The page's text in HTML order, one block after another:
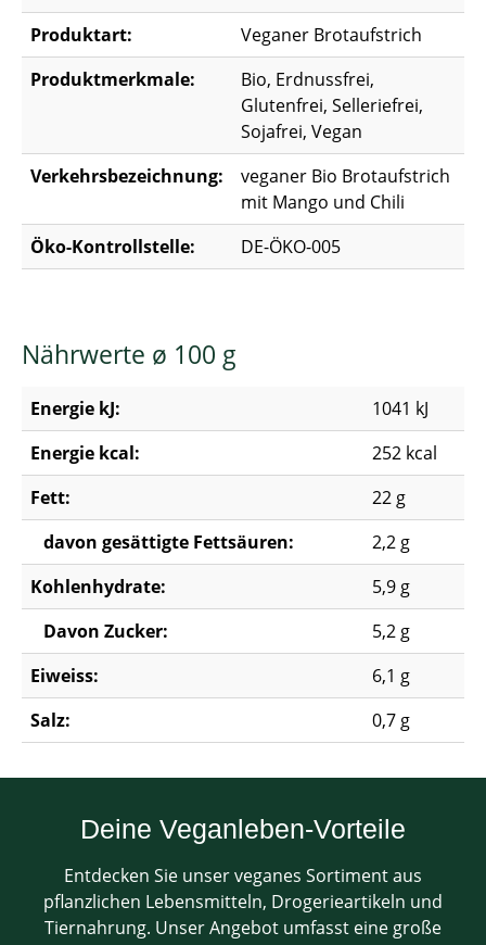
Produktart:
Veganer Brotaufstrich
Produktmerkmale:
Bio, Erdnussfrei,
Glutenfrei, Selleriefrei,
Sojafrei, Vegan
Verkehrsbezeichnung:
veganer Bio Brotaufstrich
mit Mango und Chili
Öko-Kontrollstelle:
DE-ÖKO-005
Nährwerte ø 100 g
Energie kJ:
1041 kJ
Energie kcal:
252 kcal
Fett:
22 g
davon gesättigte Fettsäuren:
2,2 g
Kohlenhydrate:
5,9 g
Davon Zucker:
5,2 g
Eiweiss:
6,1 g
Salz:
0,7 g
Deine Veganleben-Vorteile
Entdecken Sie unser veganes Sortiment aus
pflanzlichen Lebensmitteln, Drogerieartikeln und
Tiernahrung. Unser Angebot umfasst eine große